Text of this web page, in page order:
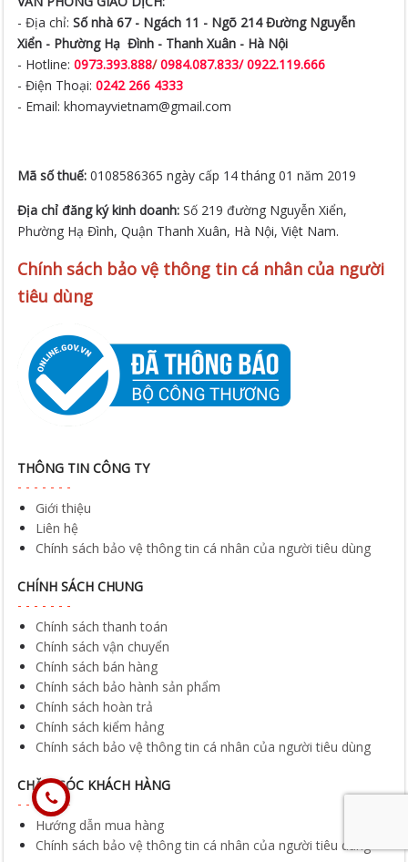
- Hotline:0973.393.888/ 0984.087.833/ 0922.119.666
- Điện Thoại:0242 266 4333
- Email: khomayvietnam@gmail.com
Phường Hạ Đình, Quận Thanh Xuân, Hà Nội, Việt Nam.
Chính sách bảo vệ thông tin cá nhân của người
tiêu dùng
THÔNG TIN CÔNG TY
Liên hệ
CHÍNH SÁCH CHUNG
Chính sách vận chuyển
Chính sách bảo hành sản phẩm
Chính sách hoàn trả
Chính sách kiểm hảng
Chính sách bảo vệ thông tin cá nhân của người tiêu dùng
CHĂM SÓC KHÁCH HÀNG
Chính sách bảo vệ thông tin cá nhân của người tiêu dùng
DỊCH VỤ